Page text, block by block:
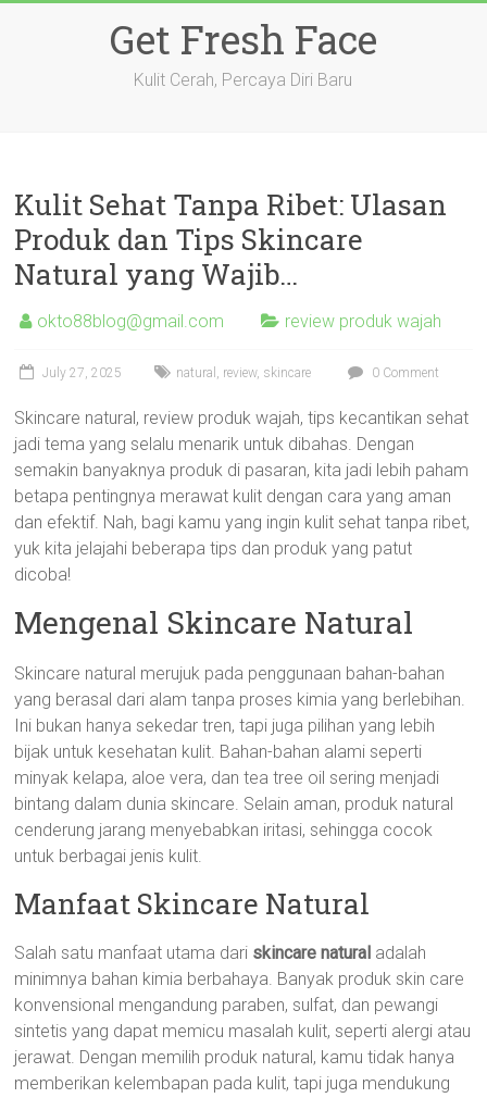
Get Fresh Face
Kulit Cerah, Percaya Diri Baru
Kulit Sehat Tanpa Ribet: Ulasan
Produk dan Tips Skincare
Natural yang Wajib…
okto88blog@gmail.com review produk wajah
July 27, 2025 natural , review, skincare 0 Comment
Skincare natural, review produk wajah, tips kecantikan sehat
jadi tema yang selalu menarik untuk dibahas. Dengan
semakin banyaknya produk di pasaran, kita jadi lebih paham
betapa pentingnya merawat kulit dengan cara yang aman
dan efektif. Nah, bagi kamu yang ingin kulit sehat tanpa ribet,
yuk kita jelajahi beberapa tips dan produk yang patut
dicoba!
Mengenal Skincare Natural
Skincare natural merujuk pada penggunaan bahan-bahan
yang berasal dari alam tanpa proses kimia yang berlebihan.
Ini bukan hanya sekedar tren, tapi juga pilihan yang lebih
bijak untuk kesehatan kulit. Bahan-bahan alami seperti
minyak kelapa, aloe vera, dan tea tree oil sering menjadi
bintang dalam dunia skincare. Selain aman, produk natural
cenderung jarang menyebabkan iritasi, sehingga cocok
untuk berbagai jenis kulit.
Manfaat Skincare Natural
Salah satu manfaat utama dari skincare natural adalah
minimnya bahan kimia berbahaya. Banyak produk skin care
konvensional mengandung paraben, sulfat, dan pewangi
sintetis yang dapat memicu masalah kulit, seperti alergi atau
jerawat. Dengan memilih produk natural, kamu tidak hanya
memberikan kelembapan pada kulit, tapi juga mendukung